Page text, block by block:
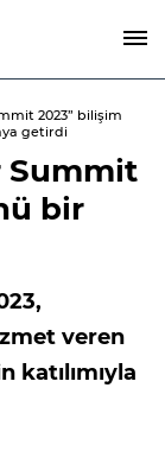
2023” bilişim
getirdi
Summit
bir
veren